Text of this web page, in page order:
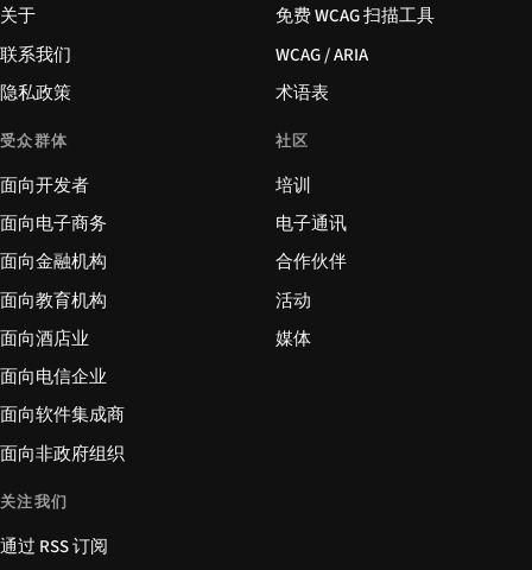
关于
联系我们
隐私政策
免费 WCAG 扫描工具
WCAG / ARIA
术语表
受众群体
面向开发者
面向电子商务
面向金融机构
面向教育机构
面向酒店业
面向电信企业
面向软件集成商
面向非政府组织
社区
培训
电子通讯
合作伙伴
活动
媒体
关注我们
通过 RSS 订阅